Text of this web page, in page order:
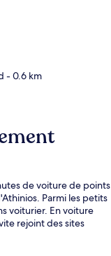
- 0.6 km
de voiture de points
Parmi les petits
voiturier. En voiture
rejoint des sites